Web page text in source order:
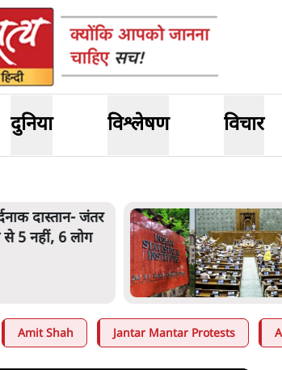
दुनिया विश्लेषण विचार
दास्तान- जंतर
5 नहीं, 6 लोग
Amit Shah Jantar Mantar Protests